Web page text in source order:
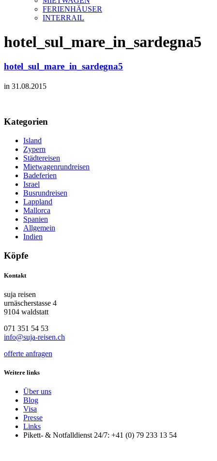
FERIENHÄUSER
INTERRAIL
hotel_sul_mare_in_sardegna5
hotel_sul_mare_in_sardegna5
in 31.08.2015
Kategorien
Island
Zypern
Städtereisen
Mietwagenrundreisen
Badeferien
Israel
Busrundreisen
Lappland
Mallorca
Spanien
Allgemein
Indien
Köpfe
Kontakt
suja reisen
urnäscherstasse 4
9104 waldstatt
071 351 54 53
info@suja-reisen.ch
offerte anfragen
Weitere links
Über uns
Blog
Visa
Presse
Links
Pikett- & Notfalldienst 24/7: +41 (0) 79 233 13 54